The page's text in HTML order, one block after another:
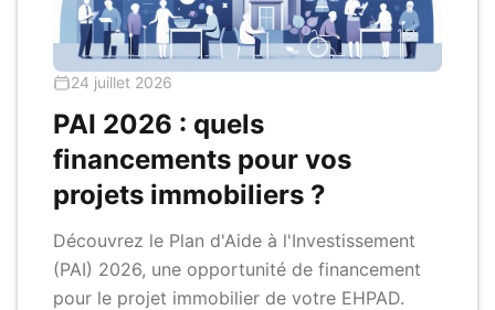
24 juillet 2026
PAI 2026 : quels
financements pour vos
projets immobiliers ?
Découvrez le Plan d'Aide à l'Investissement
(PAI) 2026, une opportunité de financement
pour le projet immobilier de votre EHPAD.